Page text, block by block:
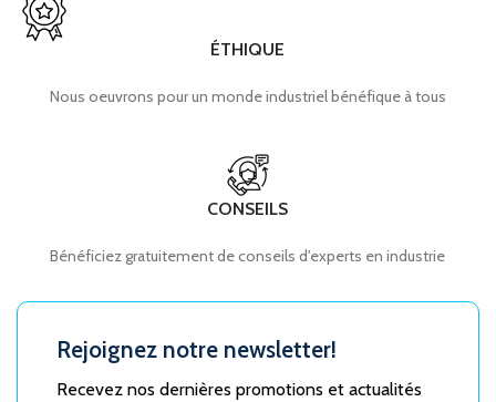
ÉTHIQUE
Nous oeuvrons pour un monde industriel bénéfique à tous
CONSEILS
Bénéficiez gratuitement de conseils d'experts en industrie
Rejoignez notre newsletter!
Recevez nos dernières promotions et actualités